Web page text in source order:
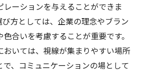
レーションを与えることができま
方としては、企業の理念やブラン
合いを考慮することが重要です。
おいては、視線が集まりやすい場所
で、コミュニケーションの場として